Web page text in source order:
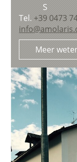
S
Tel.+39 0473
Meer